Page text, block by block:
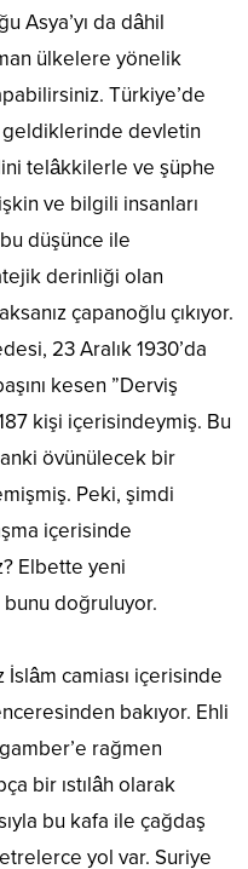
Asya’yı da dâhil
ülkelere yönelik
Türkiye’de
devletin
telâkkilerle ve şüphe
ve bilgili insanları
düşünce ile
derinliği olan
çapanoğlu çıkıyor.
23 Aralık 1930’da
kesen ”Derviş
kişi içerisindeymiş. Bu
övünülecek bir
Peki, şimdi
içerisinde
Elbette yeni
doğruluyor.
camiası içerisinde
bakıyor. Ehli
rağmen
bir ıstılâh olarak
bu kafa ile çağdaş
yol var. Suriye